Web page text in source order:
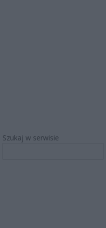
Szukaj w serwisie